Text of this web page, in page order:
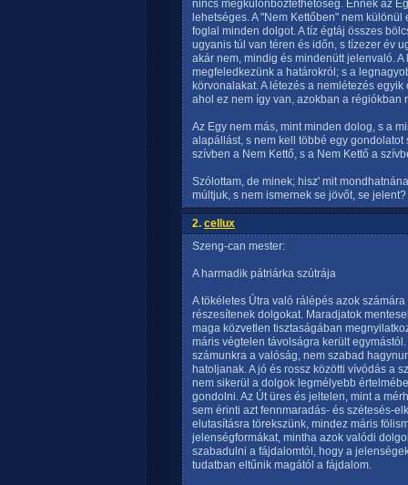
nincs megkülönböztethetőség. Ennek az
lehetséges. A "Nem Kettőben" nem
foglal minden dolgot. A tíz égtáj összes
ugyanis túl van téren és időn, s tízezer év
akár nem, mindig és mindenütt jelenvaló.
megfeledkezünk a határokról; s a
körvonalakat. A létezés a nemlétezés
ahol ez nem így van, azokban a régiókban
Az Egy nem más, mint minden dolog, s a
alapállást, s nem kell többé egy gondolatot
szívben a Nem Kettő, s a Nem Kettő a
Szólottam, de minek; hisz' mit
múltjuk, s nem ismernek se jövőt, se jelent?
2. cellux
Szeng-can mester:
A harmadik pátriárka szútrája
A tökéletes Útra való rálépés azok
részesítenek dolgokat. Maradjatok
maga közvetlen tisztaságában
máris végtelen távolságra került
számunkra a valóság, nem szabad
hatoljanak. A jó és rossz közötti vívódás a
nem sikerül a dolgok legmélyebb
gondolni. Az Út üres és jeltelen, mint a
sem érinti azt fennmaradás- és szétesés-
elutasításra törekszünk, mindez máris
jelenségformákat, mintha azok valódi
szabadulni a fájdalomtól, hogy a
tudatban eltűnik magától a fájdalom.